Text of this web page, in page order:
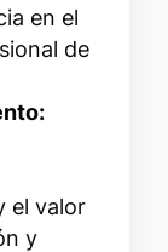
en el
de
el valor
y